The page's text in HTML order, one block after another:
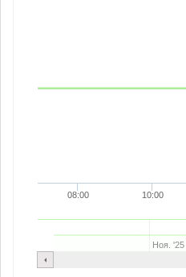
08:00 10:00
Ноя. '25